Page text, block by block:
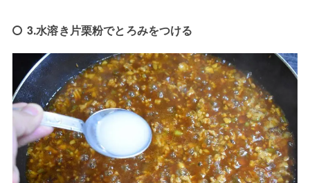
3.水溶き片栗粉でとろみをつける